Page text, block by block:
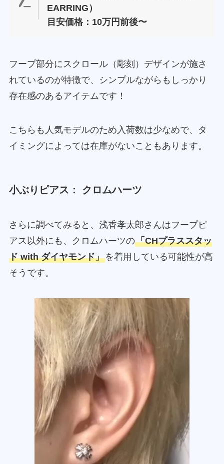
EARRING）
目安価格：10万円前後〜
フープ部分にスクロール（彫刻）デザインが施さ
れているのが特徴で、シンプルながらもしっかり
存在感のあるアイテムです！
こちらも人気モデルのため入荷数は少なめで、タ
イミングによっては在庫がないこともあります。
小ぶりピアス： クロムハーツ
さらに調べてみると、浅香孝太郎さんはフープピ
アス以外にも、クロムハーツの「CHプラススタッ
ド with ダイヤモンド」を着用している可能性が高
そうです。